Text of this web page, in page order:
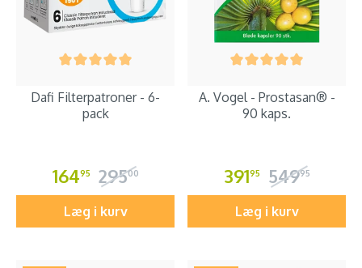
Dafi Filterpatroner - 6-
pack
16495 29500
Læg i kurv
A. Vogel - Prostasan® -
90 kaps.
39195 54995
Læg i kurv